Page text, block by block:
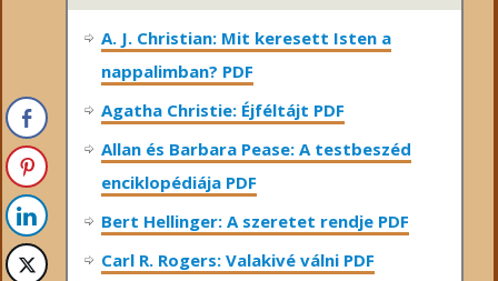
A. J. Christian: Mit keresett Isten a
nappalimban? PDF
Agatha Christie: Éjféltájt PDF
Allan és Barbara Pease: A testbeszéd
enciklopédiája PDF
Bert Hellinger: A ​szeretet rendje PDF
Carl R. Rogers: Valakivé válni PDF